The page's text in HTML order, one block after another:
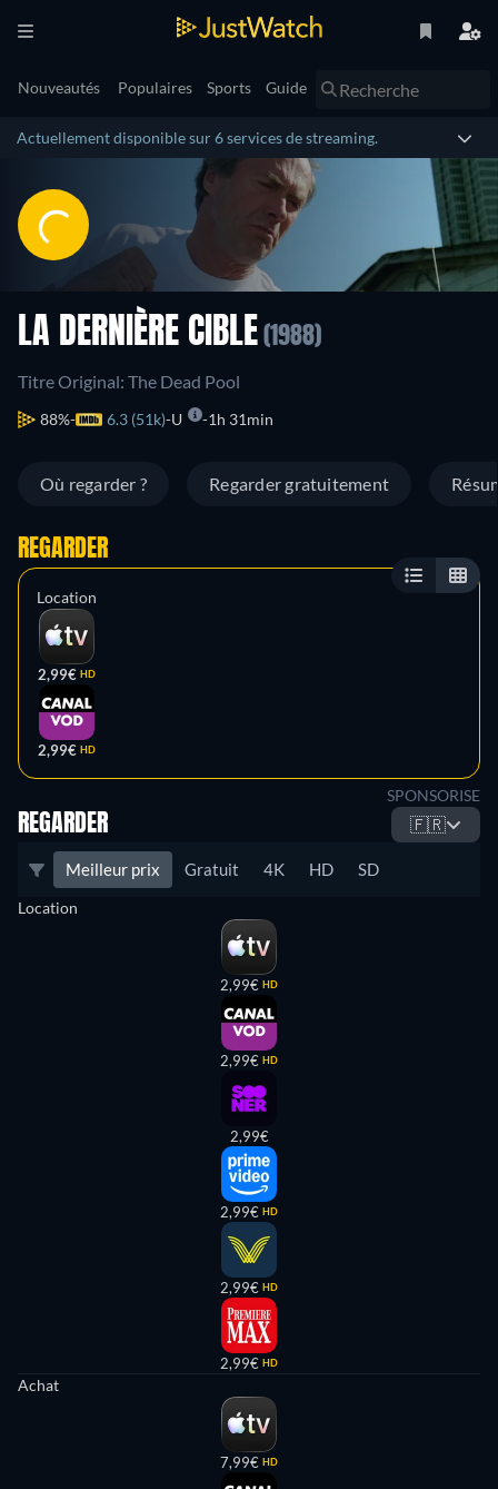
Nouveautés Populaires Sports Guide
Actuellement disponible sur 6 services de streaming.
LA DERNIÈRE CIBLE (1988)
Titre Original: The Dead Pool
88% 6.3 (51k) U 1h 31min
Où regarder ? Regarder gratuitement
REGARDER
Location
2,99€ HD
2,99€ HD
SPONSORISE
REGARDER 🇫🇷
Meilleur prix Gratuit 4K HD SD
Location
2,99€ HD
2,99€ HD
2,99€
2,99€ HD
2,99€ HD
2,99€ HD
Achat
7,99€ HD